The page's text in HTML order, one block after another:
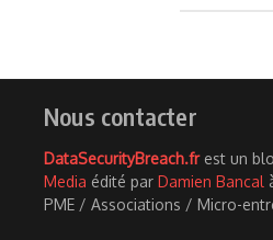
Nous contacter
DataSecurityBreach.frest un
Media édité par Damien Bancal
PME / Associations / Micro-